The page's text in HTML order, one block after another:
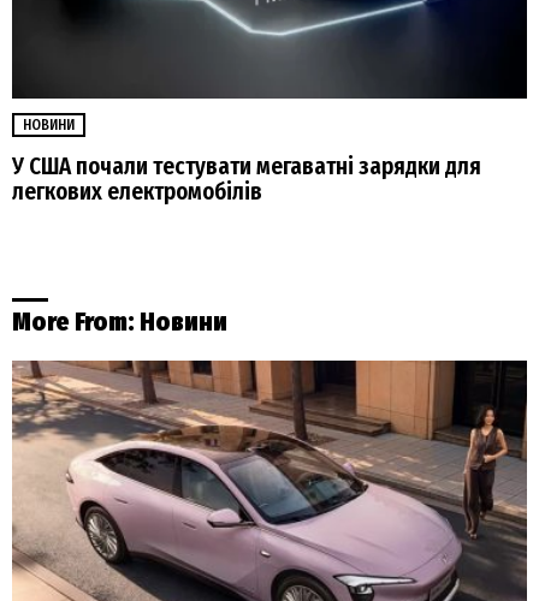
НОВИНИ
У США почали тестувати мегаватні зарядки для
легкових електромобілів
More From: Новини